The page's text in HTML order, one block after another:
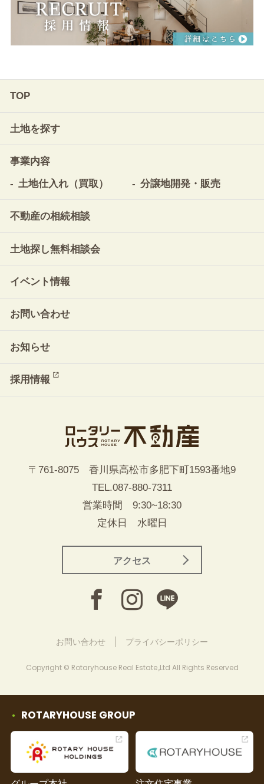
TOP
土地を探す
事業内容
土地仕入れ（買取）
分譲地開発・販売
不動産の相続相談
土地探し無料相談会
イベント情報
お問い合わせ
お知らせ
採用情報
〒761-8075 香川県高松市多肥下町1593番地9
TEL.087-880-7311
営業時間 9:30~18:30
定休日 水曜日
アクセス
お問い合わせ プライバシーポリシー
Copyright © Rotaryhouse Real Estate.,Ltd All Rights Reserved
ROTARYHOUSE GROUP